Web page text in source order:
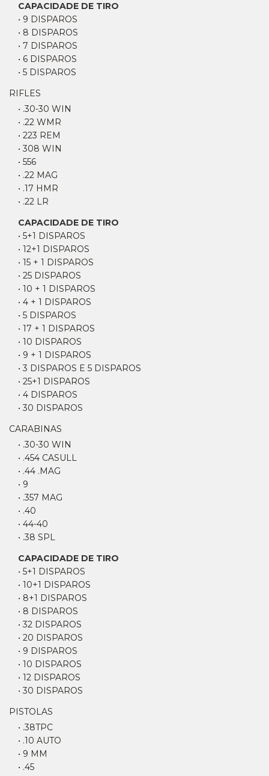
CAPACIDADE DE TIRO
• 9 DISPAROS
• 8 DISPAROS
• 7 DISPAROS
• 6 DISPAROS
• 5 DISPAROS
RIFLES
• .30-30 WIN
• .22 WMR
• 223 REM
• 308 WIN
• 556
• .22 MAG
• .17 HMR
• .22 LR
CAPACIDADE DE TIRO
• 5+1 DISPAROS
• 12+1 DISPAROS
• 15 + 1 DISPAROS
• 25 DISPAROS
• 10 + 1 DISPAROS
• 4 + 1 DISPAROS
• 5 DISPAROS
• 17 + 1 DISPAROS
• 10 DISPAROS
• 9 + 1 DISPAROS
• 3 DISPAROS E 5 DISPAROS
• 25+1 DISPAROS
• 4 DISPAROS
• 30 DISPAROS
CARABINAS
• .30-30 WIN
• .454 CASULL
• .44 .MAG
• 9
• .357 MAG
• .40
• 44-40
• .38 SPL
CAPACIDADE DE TIRO
• 5+1 DISPAROS
• 10+1 DISPAROS
• 8+1 DISPAROS
• 8 DISPAROS
• 32 DISPAROS
• 20 DISPAROS
• 9 DISPAROS
• 10 DISPAROS
• 12 DISPAROS
• 30 DISPAROS
PISTOLAS
• .38TPC
• .10 AUTO
• 9 MM
• .45